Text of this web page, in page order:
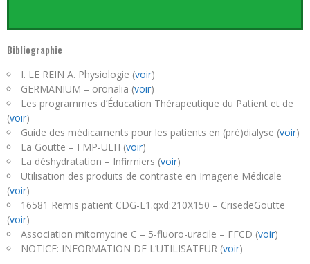
Bibliographie
I. LE REIN A. Physiologie (voir)
GERMANIUM – oronalia (voir)
Les programmes d’Éducation Thérapeutique du Patient et de
(voir)
Guide des médicaments pour les patients en (pré)dialyse (voir)
La Goutte – FMP-UEH (voir)
La déshydratation – Infirmiers (voir)
Utilisation des produits de contraste en Imagerie Médicale
(voir)
16581 Remis patient CDG-E1.qxd:210X150 – CrisedeGoutte
(voir)
Association mitomycine C – 5-fluoro-uracile – FFCD (voir)
NOTICE: INFORMATION DE L’UTILISATEUR (voir)